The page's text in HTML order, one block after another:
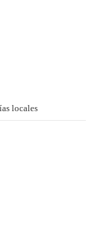
locales